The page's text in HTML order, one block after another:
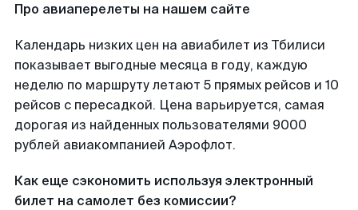
Про авиаперелеты на нашем сайте
Календарь низких цен на авиабилет из Тбилиси
показывает выгодные месяца в году, каждую
неделю по маршруту летают 5 прямых рейсов и 10
рейсов с пересадкой. Цена варьируется, самая
дорогая из найденных пользователями 9000
рублей авиакомпанией Аэрофлот.
Как еще сэкономить используя электронный
билет на самолет без комиссии?